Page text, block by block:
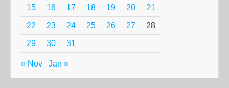
15 16 17 18 19 20 21
22 23 24 25 26 27 28
29 30 31
« Nov Jan »